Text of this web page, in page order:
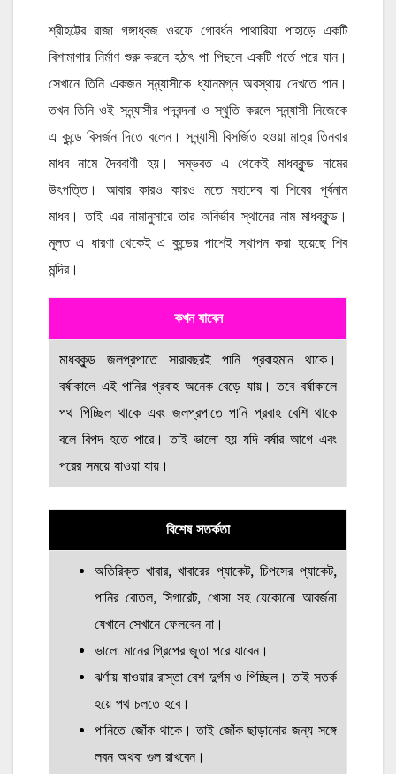
শ্রীহট্টের রাজা গঙ্গাধ্বজ ওরফে গোবর্ধন পাথারিয়া পাহাড়ে একটি
বিশামাগার নির্মাণ শুরু করলে হঠাৎ পা পিছলে একটি গর্তে পরে যান।
সেখানে তিনি একজন সন্ন্যাসীকে ধ্যানমগ্ন অবস্থায় দেখতে পান।
তখন তিনি ওই সন্ন্যাসীর পদবন্দনা ও স্থুতি করলে সন্ন্যাসী নিজেকে
এ কুন্ডে বিসর্জন দিতে বলেন। সন্ন্যাসী বিসর্জিত হওয়া মাত্র তিনবার
মাধব নামে দৈববাণী হয়। সম্ভবত এ থেকেই মাধবকুন্ড নামের
উৎপত্তি। আবার কারও কারও মতে মহাদেব বা শিবের পূর্বনাম
মাধব। তাই এর নামানুসারে তার অবির্ভাব স্থানের নাম মাধবকুন্ড।
মূলত এ ধারণা থেকেই এ কুন্ডের পাশেই স্থাপন করা হয়েছে শিব
মন্দির।
কখন যাবেন
মাধবকুন্ড জলপ্রপাতে সারাবছরই পানি প্রবাহমান থাকে।
বর্ষাকালে এই পানির প্রবাহ অনেক বেড়ে যায়। তবে বর্ষাকালে
পথ পিচ্ছিল থাকে এবং জলপ্রপাতে পানি প্রবাহ বেশি থাকে
বলে বিপদ হতে পারে। তাই ভালো হয় যদি বর্ষার আগে এবং
পরের সময়ে যাওয়া যায়।
বিশেষ সতর্কতা
অতিরিক্ত খাবার, খাবারের প্যাকেট, চিপসের প্যাকেট,
পানির বোতল, সিগারেট, খোসা সহ যেকোনো আবর্জনা
যেখানে সেখানে ফেলবেন না।
ভালো মানের গ্রিপের জুতা পরে যাবেন।
ঝর্ণায় যাওয়ার রাস্তা বেশ দুর্গম ও পিচ্ছিল। তাই সতর্ক
হয়ে পথ চলতে হবে।
পানিতে জোঁক থাকে। তাই জোঁক ছাড়ানোর জন্য সঙ্গে
লবন অথবা গুল রাখবেন।